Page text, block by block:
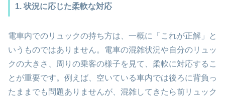
1. 状況に応じた柔軟な対応
電車内でのリュックの持ち方は、一概に「これが正解」と
いうものではありません。電車の混雑状況や自分のリュッ
クの大きさ、周りの乗客の様子を見て、柔軟に対応するこ
とが重要です。例えば、空いている車内では後ろに背負っ
たままでも問題ありませんが、混雑してきたら前リュック